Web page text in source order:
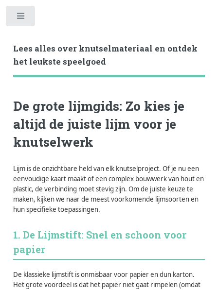
Lees alles over knutselmateriaal en ontdek
het leukste speelgoed
De grote lijmgids: Zo kies je
altijd de juiste lijm voor je
knutselwerk
Lijm is de onzichtbare held van elk knutselproject. Of je nu een
eenvoudige kaart maakt of een complex bouwwerk van hout en
plastic, de verbinding moet stevig zijn. Om de juiste keuze te
maken, kijken we naar de meest voorkomende lijmsoorten en
hun specifieke toepassingen.
1. De Lijmstift: Snel en schoon voor
papier
De klassieke lijmstift is onmisbaar voor papier en dun karton.
Het grote voordeel is dat het papier niet gaat rimpelen (omdat